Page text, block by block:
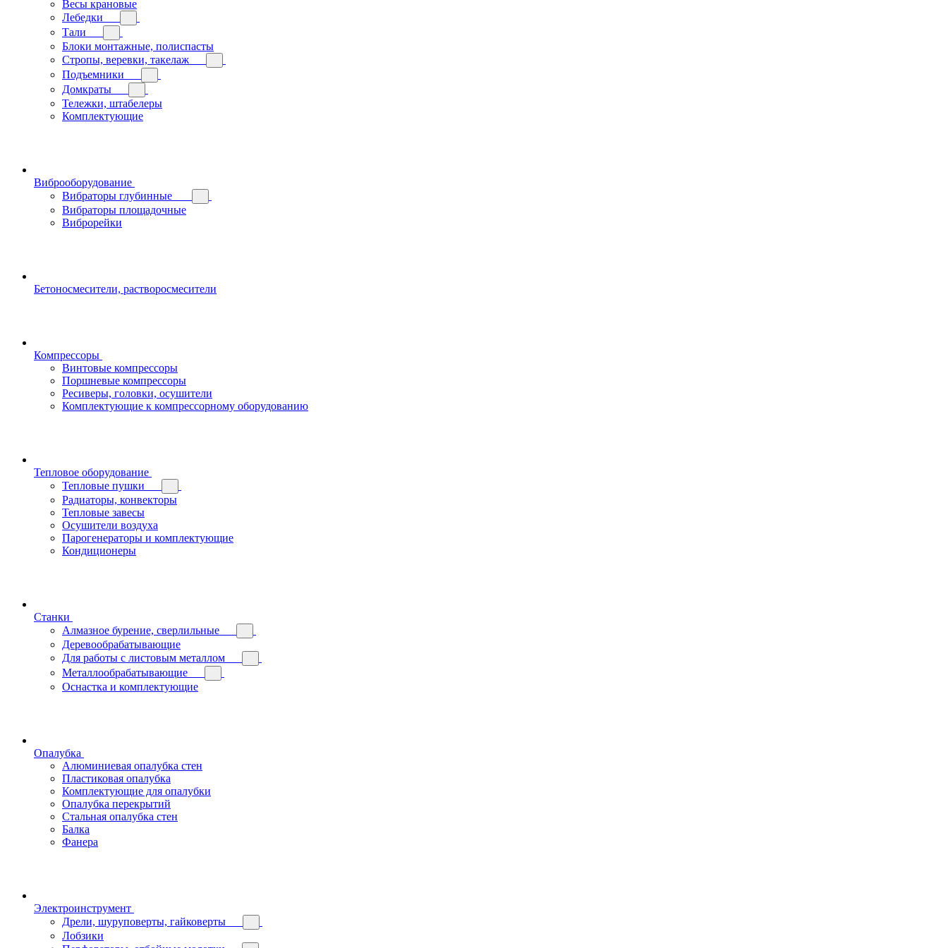
Весы крановые
Лебедки
Тали
Блоки монтажные, полиспасты
Стропы, веревки, такелаж
Подъемники
Домкраты
Тележки, штабелеры
Комплектующие
Виброоборудование
Вибраторы глубинные
Вибраторы площадочные
Виброрейки
Бетоносмесители, растворосмесители
Компрессоры
Винтовые компрессоры
Поршневые компрессоры
Ресиверы, головки, осушители
Комплектующие к компрессорному оборудованию
Тепловое оборудование
Тепловые пушки
Радиаторы, конвекторы
Тепловые завесы
Осушители воздуха
Парогенераторы и комплектующие
Кондиционеры
Станки
Алмазное бурение, сверлильные
Деревообрабатывающие
Для работы с листовым металлом
Металлообрабатывающие
Оснастка и комплектующие
Опалубка
Алюминиевая опалубка стен
Пластиковая опалубка
Комплектующие для опалубки
Опалубка перекрытий
Стальная опалубка стен
Балка
Фанера
Электроинструмент
Дрели, шуруповерты, гайковерты
Лобзики